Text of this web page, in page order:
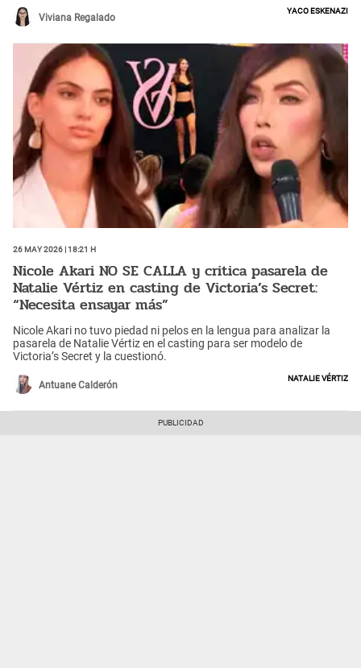
Viviana Regalado
Yaco Eskenazi
26 May 2026 | 18:21 h
Nicole Akari NO SE CALLA y critica pasarela de
Natalie Vértiz en casting de Victoria’s Secret:
“Necesita ensayar más”
Nicole Akari no tuvo piedad ni pelos en la lengua para analizar la
pasarela de Natalie Vértiz en el casting para ser modelo de
Victoria’s Secret y la cuestionó.
Antuane Calderón
Natalie Vértiz